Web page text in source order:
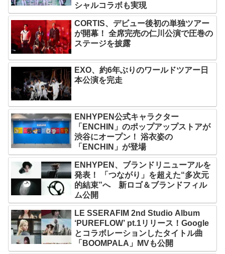
シャルコラボも実現
CORTIS、デビュー後初の単独ツアー
が開幕！ 全席完売の仁川公演で圧巻の
ステージを披露
EXO、約6年ぶりのワールドツアー日
本公演を完走
ENHYPEN公式キャラクター
「ENCHIN」のポップアップストアが
渋谷にオープン！ 浴衣姿の
「ENCHIN」が登場
ENHYPEN、ブランドリニューアルを
発表！ 「つながり」を超えた“多次元
的結束”へ 新ロゴ＆ブランドフィル
ム公開
LE SSERAFIM 2nd Studio Album
‘PUREFLOW’ pt.1リリース！Google
とコラボレーションしたタイトル曲
「BOOMPALA」MVも公開